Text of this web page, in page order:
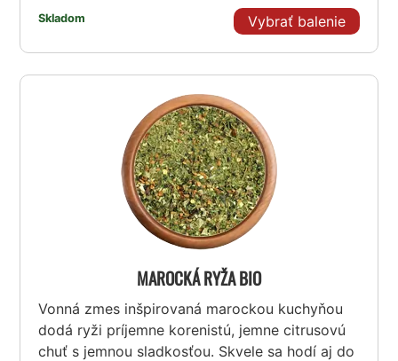
Skladom Vybrať balenie
MAROCKÁ RYŽA BIO
Vonná zmes inšpirovaná marockou kuchyňou
dodá ryži príjemne korenistú, jemne citrusovú
chuť s jemnou sladkosťou. Skvele sa hodí aj do